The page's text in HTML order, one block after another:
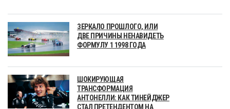
ЗЕРКАЛО ПРОШЛОГО, ИЛИ
ДВЕ ПРИЧИНЫ НЕНАВИДЕТЬ
ФОРМУЛУ 1 1998 ГОДА
ШОКИРУЮЩАЯ
ТРАНСФОРМАЦИЯ
АНТОНЕЛЛИ: КАК ТИНЕЙДЖЕР
СТАЛ ПРЕТЕНДЕНТОМ НА